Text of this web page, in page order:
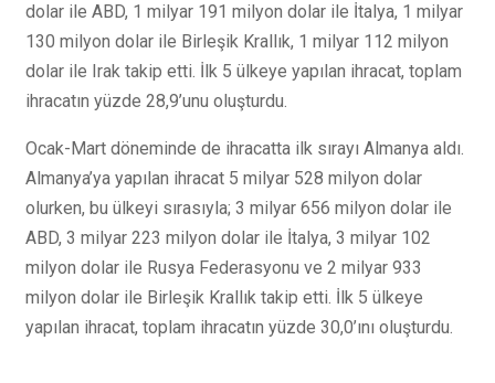
dolar ile ABD, 1 milyar 191 milyon dolar ile İtalya, 1 milyar
130 milyon dolar ile Birleşik Krallık, 1 milyar 112 milyon
dolar ile Irak takip etti. İlk 5 ülkeye yapılan ihracat, toplam
ihracatın yüzde 28,9’unu oluşturdu.
Ocak-Mart döneminde de ihracatta ilk sırayı Almanya aldı.
Almanya’ya yapılan ihracat 5 milyar 528 milyon dolar
olurken, bu ülkeyi sırasıyla; 3 milyar 656 milyon dolar ile
ABD, 3 milyar 223 milyon dolar ile İtalya, 3 milyar 102
milyon dolar ile Rusya Federasyonu ve 2 milyar 933
milyon dolar ile Birleşik Krallık takip etti. İlk 5 ülkeye
yapılan ihracat, toplam ihracatın yüzde 30,0’ını oluşturdu.